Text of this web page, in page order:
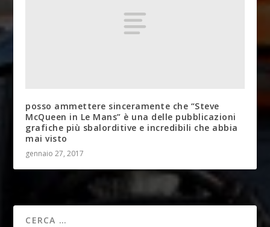
posso ammettere sinceramente che “Steve
McQueen in Le Mans” è una delle pubblicazioni
grafiche più sbalorditive e incredibili che abbia
mai visto
gennaio 27, 2017